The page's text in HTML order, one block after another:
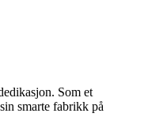
Som et
smarte fabrikk på